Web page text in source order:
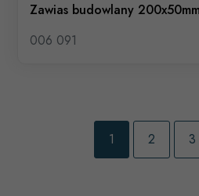
Zawias budowlany
006 091
1 2 3